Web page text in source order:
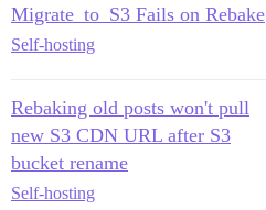
Migrate_to_S3 Fails on Rebake
Self-hosting
Rebaking old posts won't pull
new S3 CDN URL after S3
bucket rename
Self-hosting